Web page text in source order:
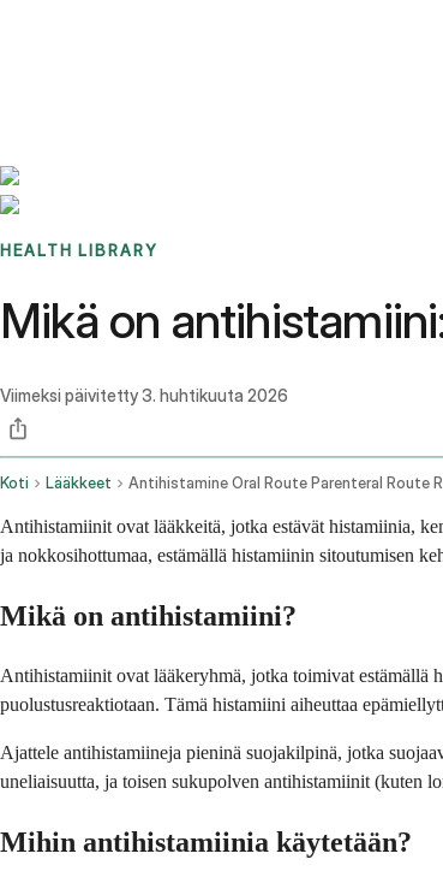
HEALTH LIBRARY
Mikä on
Viimeksi päivitetty3. huhtikuuta 2026
Koti Lääkkeet
Antihistamiinit ovat lääkkeitä, jotka estävät histamiinia,
ja nokkosihottumaa, estämällä histamiinin sitoutumisen
Mikä on antihistamiini?
Antihistamiinit ovat lääkeryhmä, jotka toimivat estämällä
puolustusreaktiotaan. Tämä histamiini aiheuttaa
Ajattele antihistamiineja pieninä suojakilpinä, jotka
uneliaisuutta, ja toisen sukupolven antihistamiinit (kuten
Mihin antihistamiinia käytetään?